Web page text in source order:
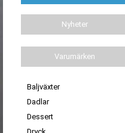
Nyheter
Varumärken
Baljväxter
Dadlar
Dessert